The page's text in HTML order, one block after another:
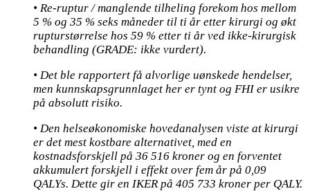
• Re-ruptur / manglende tilheling forekom hos mellom
5 % og 35 % seks måneder til ti år etter kirurgi og økt
rupturstørrelse hos 59 % etter ti år ved ikke-kirurgisk
behandling (GRADE: ikke vurdert).
• Det ble rapportert få alvorlige uønskede hendelser,
men kunnskapsgrunnlaget her er tynt og FHI er usikre
på absolutt risiko.
• Den helseøkonomiske hovedanalysen viste at kirurgi
er det mest kostbare alternativet, med en
kostnadsforskjell på 36 516 kroner og en forventet
akkumulert forskjell i effekt over fem år på 0,09
QALYs. Dette gir en IKER på 405 733 kroner per QALY.